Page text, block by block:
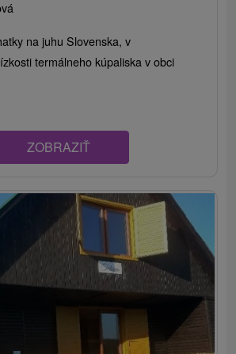
na juhu Slovenska, v
termálneho kúpaliska v obci
ZOBRAZIŤ